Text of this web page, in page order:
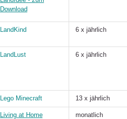
Download
LandKind 6 x jährlich
LandLust 6 x jährlich
Lego Minecraft 13 x jährlich
Living at Home
monatlich